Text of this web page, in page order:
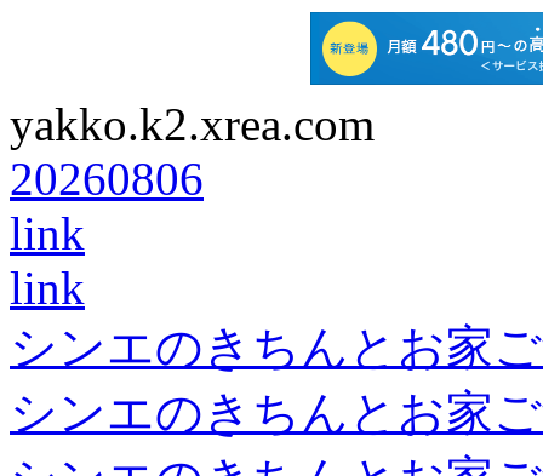
yakko.k2.xrea.com
20260806
link
link
シンエのきちんとお家
シンエのきちんとお家